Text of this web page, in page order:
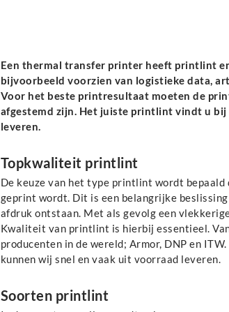
Een thermal transfer printer heeft printlint
bijvoorbeeld voorzien van logistieke data,
Voor het beste printresultaat moeten de
afgestemd zijn. Het juiste printlint vindt u
leveren.
Topkwaliteit printlint
De keuze van het type printlint wordt
geprint wordt. Dit is een belangrijke
afdruk ontstaan. Met als gevolg een
Kwaliteit van printlint is hierbij essentieel.
producenten in de wereld; Armor, DNP en
kunnen wij snel en vaak uit voorraad leveren.
Soorten printlint